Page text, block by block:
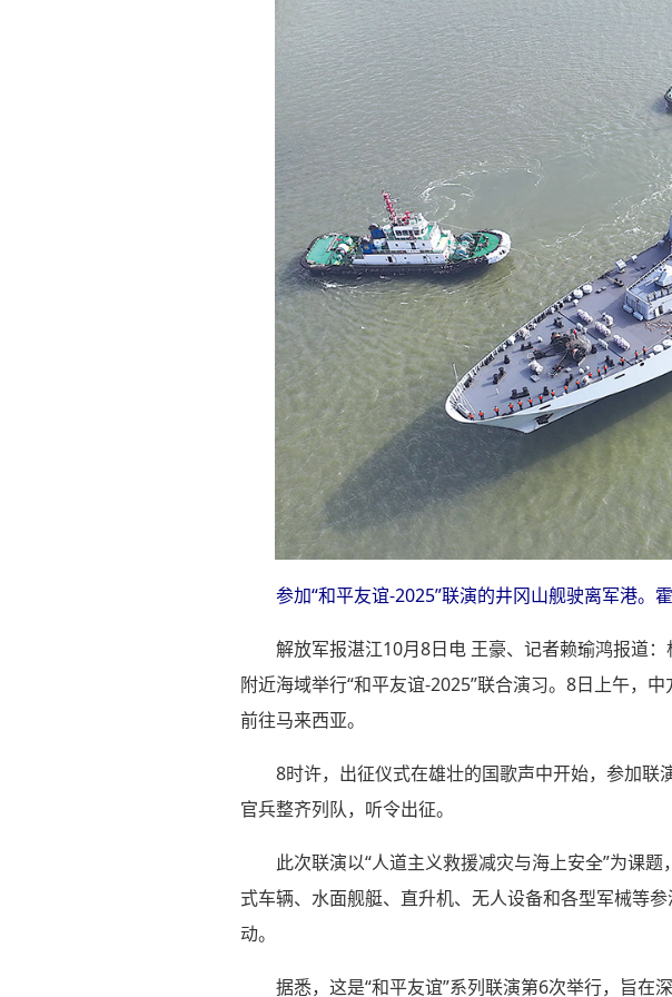
参加“和平友谊-2025”联演的井冈山舰驶离军港。
解放军报湛江10月8日电 王豪、记者赖瑜鸿报道
附近海域举行“和平友谊-2025”联合演习。8日上午，
前往马来西亚。
8时许，出征仪式在雄壮的国歌声中开始，参加
官兵整齐列队，听令出征。
此次联演以“人道主义救援减灾与海上安全”为课
式车辆、水面舰艇、直升机、无人设备和各型军械等
动。
据悉，这是“和平友谊”系列联演第6次举行，旨